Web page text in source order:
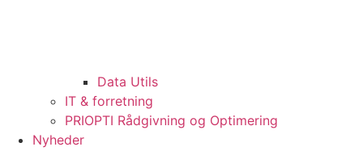
Data Utils
IT & forretning
PRIOPTI Rådgivning og Optimering
Nyheder